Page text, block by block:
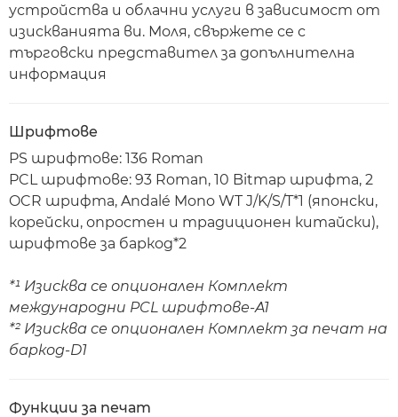
устройства и облачни услуги в зависимост от
изискванията ви. Моля, свържете се с
търговски представител за допълнителна
информация
Шрифтове
PS шрифтове: 136 Roman
PCL шрифтове: 93 Roman, 10 Bitmap шрифта, 2
OCR шрифта, Andalé Mono WT J/K/S/T*1 (японски,
корейски, опростен и традиционен китайски),
шрифтове за баркод*2
*¹ Изисква се опционален Комплект
международни PCL шрифтове-A1
*² Изисква се опционален Комплект за печат на
баркод-D1
Функции за печат